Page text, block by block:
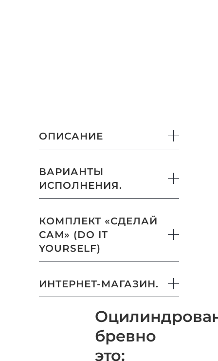
ОПИСАНИЕ
ВАРИАНТЫ
ИСПОЛНЕНИЯ.
КОМПЛЕКТ «СДЕЛАЙ
САМ» (DO IT
YOURSELF)
ИНТЕРНЕТ-МАГАЗИН.
бревно
это: